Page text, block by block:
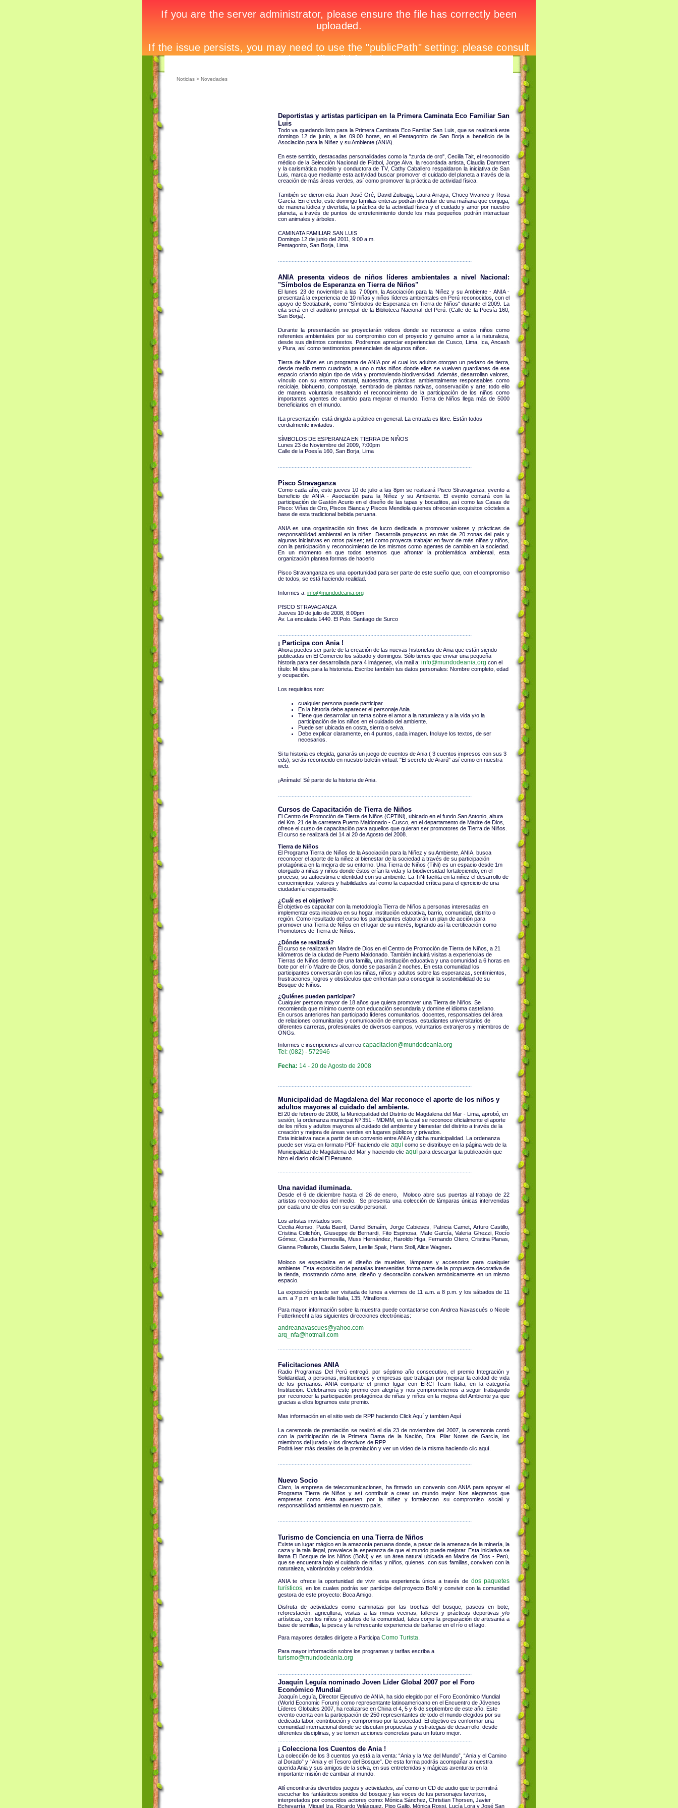
Noticias > Novedades
Deportistas y artistas participan en la Primera Caminata Eco Familiar San
Luis
Todo va quedando listo para la Primera Caminata Eco Familiar San Luis, que se realizará este
domingo 12 de junio, a las 09.00 horas, en el Pentagonito de San Borja a beneficio de la
Asociación para la Niñez y su Ambiente (ANIA).
En este sentido, destacadas personalidades como la "zurda de oro", Cecilia Tait, el reconocido
médico de la Selección Nacional de Fútbol, Jorge Alva, la recordada artista, Claudia Dammert
y la carismática modelo y conductora de TV, Cathy Caballero respaldaron la iniciativa de San
Luis, marca que mediante esta actividad buscar promover el cuidado del planeta a través de la
creación de más áreas verdes, así como promover la práctica de actividad física.
También se dieron cita Juan José Oré, David Zuloaga, Laura Arraya, Choco Vivanco y Rosa
García. En efecto, este domingo familias enteras podrán disfrutar de una mañana que conjuga,
de manera lúdica y divertida, la práctica de la actividad física y el cuidado y amor por nuestro
planeta, a través de puntos de entretenimiento donde los más pequeños podrán interactuar
con animales y árboles.
CAMINATA FAMILIAR SAN LUIS
Domingo 12 de junio del 2011, 9:00 a.m.
Pentagonito, San Borja, Lima
................................................................................................................................
ANIA presenta videos de niños líderes ambientales a nivel Nacional:
"Símbolos de Esperanza en Tierra de Niños"
El lunes 23 de noviembre a las 7:00pm, la Asociación para la Niñez y su Ambiente - ANIA -
presentará la experiencia de 10 niñas y niños líderes ambientales en Perú reconocidos, con el
apoyo de Scotiabank, como "Símbolos de Esperanza en Tierra de Niños" durante el 2009. La
cita será en el auditorio principal de la Biblioteca Nacional del Perú. (Calle de la Poesía 160,
San Borja).
Durante la presentación se proyectarán videos donde se reconoce a estos niños como
referentes ambientales por su compromiso con el proyecto y genuino amor a la naturaleza,
desde sus distintos contextos. Podremos apreciar experiencias de Cusco, Lima, Ica, Ancash
y Piura, así como testimonios presenciales de algunos niños.
Tierra de Niños es un programa de ANIA por el cual los adultos otorgan un pedazo de tierra,
desde medio metro cuadrado, a uno o más niños donde ellos se vuelven guardianes de ese
espacio criando algún tipo de vida y promoviendo biodiversidad. Además, desarrollan valores,
vínculo con su entorno natural, autoestima, prácticas ambientalmente responsables como
reciclaje, biohuerto, compostaje, sembrado de plantas nativas, conservación y arte; todo ello
de manera voluntaria resaltando el reconocimiento de la participación de los niños como
importantes agentes de cambio para mejorar el mundo. Tierra de Niños llega más de 5000
beneficiarios en el mundo.
ILa presentación está dirigida a público en general. La entrada es libre. Están todos
cordialmente invitados.
SÍMBOLOS DE ESPERANZA EN TIERRA DE NIÑOS
Lunes 23 de Noviembre del 2009, 7:00pm
Calle de la Poesía 160, San Borja, Lima
................................................................................................................................
Pisco Stravaganza
Como cada año, este jueves 10 de julio a las 8pm se realizará Pisco Stravaganza, evento a
beneficio de ANIA - Asociación para la Niñez y su Ambiente. El evento contará con la
participación de Gastón Acurio en el diseño de las tapas y bocaditos, así como las Casas de
Pisco: Viñas de Oro, Piscos Bianca y Piscos Mendiola quienes ofrecerán exquisitos cócteles a
base de esta tradicional bebida peruana.
ANIA es una organización sin fines de lucro dedicada a promover valores y prácticas de
responsabilidad ambiental en la niñez. Desarrolla proyectos en más de 20 zonas del país y
algunas iniciativas en otros países; así como proyecta trabajar en favor de más niñas y niños,
con la participación y reconocimiento de los mismos como agentes de cambio en la sociedad.
En un momento en que todos tenemos que afrontar la problemática ambiental, esta
organización plantea formas de hacerlo
Pisco Stravanganza es una oportunidad para ser parte de este sueño que, con el compromiso
de todos, se está haciendo realidad.
Informes a: info@mundodeania.org
PISCO STRAVAGANZA
Jueves 10 de julio de 2008, 8:00pm
Av. La encalada 1440. El Polo. Santiago de Surco
................................................................................................................................
¡ Participa con Ania !
Ahora puedes ser parte de la creación de las nuevas historietas de Ania que están siendo
publicadas en El Comercio los sábado y domingos. Sólo tienes que enviar una pequeña
historia para ser desarrollada para 4 imágenes, vía mail a: info@mundodeania.org con el
título: Mi idea para la historieta. Escribe también tus datos personales: Nombre completo, edad
y ocupación.
Los requisitos son:
cualquier persona puede participar.
En la historia debe aparecer el personaje Ania.
Tiene que desarrollar un tema sobre el amor a la naturaleza y a la vida y/o la
participación de los niños en el cuidado del ambiente.
Puede ser ubicada en costa, sierra o selva.
Debe explicar claramente, en 4 puntos, cada imagen. Incluye los textos, de ser
necesarios.
Si tu historia es elegida, ganarás un juego de cuentos de Ania ( 3 cuentos impresos con sus 3
cds), serás reconocido en nuestro boletín virtual: "El secreto de Ararú" así como en nuestra
web.
¡Anímate! Sé parte de la historia de Ania.
................................................................................................................................
Cursos de Capacitación de Tierra de Niños
El Centro de Promoción de Tierra de Niños (CPTiNi), ubicado en el fundo San Antonio, altura
del Km. 21 de la carretera Puerto Maldonado - Cusco, en el departamento de Madre de Dios,
ofrece el curso de capacitación para aquellos que quieran ser promotores de Tierra de Niños.
El curso se realizará del 14 al 20 de Agosto del 2008.
Tierra de Niños
El Programa Tierra de Niños de la Asociación para la Niñez y su Ambiente, ANIA, busca
reconocer el aporte de la niñez al bienestar de la sociedad a través de su participación
protagónica en la mejora de su entorno. Una Tierra de Niños (TiNi) es un espacio desde 1m
otorgado a niñas y niños donde éstos crían la vida y la biodiversidad fortaleciendo, en el
proceso, su autoestima e identidad con su ambiente. La TiNi facilita en la niñez el desarrollo de
conocimientos, valores y habilidades así como la capacidad crítica para el ejercicio de una
ciudadanía responsable.
¿Cuál es el objetivo?
El objetivo es capacitar con la metodología Tierra de Niños a personas interesadas en
implementar esta iniciativa en su hogar, institución educativa, barrio, comunidad, distrito o
región. Como resultado del curso los participantes elaborarán un plan de acción para
promover una Tierra de Niños en el lugar de su interés, logrando así la certificación como
Promotores de Tierra de Niños.
¿Dónde se realizará?
El curso se realizará en Madre de Dios en el Centro de Promoción de Tierra de Niños, a 21
kilómetros de la ciudad de Puerto Maldonado. También incluirá visitas a experiencias de
Tierras de Niños dentro de una familia, una institución educativa y una comunidad a 6 horas en
bote por el río Madre de Dios, donde se pasarán 2 noches. En esta comunidad los
participantes conversarán con las niñas, niños y adultos sobre las esperanzas, sentimientos,
frustraciones, logros y obstáculos que enfrentan para conseguir la sostenibilidad de su
Bosque de Niños.
¿Quiénes pueden participar?
Cualquier persona mayor de 18 años que quiera promover una Tierra de Niños. Se
recomienda que mínimo cuente con educación secundaria y domine el idioma castellano.
En cursos anteriores han participado líderes comunitarios, docentes, responsables del área
de relaciones comunitarias y comunicación de empresas, estudiantes universitarios de
diferentes carreras, profesionales de diversos campos, voluntarios extranjeros y miembros de
ONGs.
Informes e inscripciones al correo capacitacion@mundodeania.org
Tel: (082) - 572946
Fecha: 14 - 20 de Agosto de 2008
................................................................................................................................
Municipalidad de Magdalena del Mar reconoce el aporte de los niños y
adultos mayores al cuidado del ambiente.
El 20 de febrero de 2008, la Municipalidad del Distrito de Magdalena del Mar - Lima, aprobó, en
sesión, la ordenanza municipal Nº 351 - MDMM, en la cual se reconoce oficialmente el aporte
de los niños y adultos mayores al cuidado del ambiente y bienestar del distrito a través de la
creación y mejora de áreas verdes en lugares públicos y privados.
Esta iniciativa nace a partir de un convenio entre ANIA y dicha municipalidad. La ordenanza
puede ser vista en formato PDF haciendo clic aquí como se distribuye en la página web de la
Municipalidad de Magdalena del Mar y haciendo clic aquí para descargar la publicación que
hizo el diario oficial El Peruano.
................................................................................................................................
Una navidad iluminada.
Desde el 6 de diciembre hasta el 26 de enero, Moloco abre sus puertas al trabajo de 22
artistas reconocidos del medio. Se presenta una colección de lámparas únicas intervenidas
por cada uno de ellos con su estilo personal.
Los artistas invitados son:
Cecilia Alonso, Paola Baertl, Daniel Benaím, Jorge Cabieses, Patricia Camet, Arturo Castillo,
Cristina Colichón, Giuseppe de Bernardi, Fito Espinosa, Mafe García, Valeria Ghezzi, Rocío
Gómez, Claudia Hermosilla, Muss Hernández, Haroldo Higa, Fernando Otero, Cristina Planas,
Gianna Pollarolo, Claudia Salem, Leslie Spak, Hans Stoll, Alice Wagner.
Moloco se especializa en el diseño de muebles, lámparas y accesorios para cualquier
ambiente. Esta exposición de pantallas intervenidas forma parte de la propuesta decorativa de
la tienda, mostrando cómo arte, diseño y decoración conviven armónicamente en un mismo
espacio.
La exposición puede ser visitada de lunes a viernes de 11 a.m. a 8 p.m. y los sábados de 11
a.m. a 7 p.m. en la calle Italia, 135, Miraflores.
Para mayor información sobre la muestra puede contactarse con Andrea Navascués o Nicole
Futterknecht a las siguientes direcciones electrónicas:
andreanavascues@yahoo.com
arq_nfa@hotmail.com
................................................................................................................................
Felicitaciones ANIA
Radio Programas Del Perú entregó, por séptimo año consecutivo, el premio Integración y
Solidaridad, a personas, instituciones y empresas que trabajan por mejorar la calidad de vida
de los peruanos. ANIA comparte el primer lugar con ERCI Team Italia, en la categoría
Institución. Celebramos este premio con alegría y nos comprometemos a seguir trabajando
por reconocer la participación protagónica de niñas y niños en la mejora del Ambiente ya que
gracias a ellos logramos este premio.
Mas información en el sitio web de RPP haciendo Click Aquí y tambien Aquí
La ceremonia de premiación se realizó el día 23 de noviembre del 2007, la ceremonia contó
con la pariticipación de la Primera Dama de la Nación, Dra. Pilar Nores de García, los
miembros del jurado y los directivos de RPP.
Podrá leer más detalles de la premiación y ver un video de la misma haciendo clic aquí.
................................................................................................................................
Nuevo Socio
Claro, la empresa de telecomunicaciones, ha firmado un convenio con ANIA para apoyar el
Programa Tierra de Niños y así contribuir a crear un mundo mejor. Nos alegramos que
empresas como ésta apuesten por la niñez y fortalezcan su compromiso social y
responsabilidad ambiental en nuestro país.
................................................................................................................................
Turismo de Conciencia en una Tierra de Niños
Existe un lugar mágico en la amazonía peruana donde, a pesar de la amenaza de la minería, la
caza y la tala ilegal, prevalece la esperanza de que el mundo puede mejorar. Esta iniciativa se
llama El Bosque de los Niños (BoNi) y es un área natural ubicada en Madre de Dios - Perú,
que se encuentra bajo el cuidado de niñas y niños, quienes, con sus familias, conviven con la
naturaleza, valorándola y celebrándola.
ANIA te ofrece la oportunidad de vivir esta experiencia única a través de dos paquetes
turísticos , en los cuales podrás ser partícipe del proyecto BoNi y convivir con la comunidad
gestora de este proyecto: Boca Amigo.
Disfruta de actividades como caminatas por las trochas del bosque, paseos en bote,
reforestación, agricultura, visitas a las minas vecinas, talleres y prácticas deportivas y/o
artísticas, con los niños y adultos de la comunidad, tales como la preparación de artesanía a
base de semillas, la pesca y la refrescante experiencia de bañarse en el río o el lago.
Para mayores detalles dirígete a Participa Como Turista.
Para mayor información sobre los programas y tarifas escriba a
turismo@mundodeania.org
................................................................................................................................
Joaquín Leguía nominado Joven Líder Global 2007 por el Foro
Económico Mundial
Joaquín Leguía, Director Ejecutivo de ANIA, ha sido elegido por el Foro Económico Mundial
(World Economic Forum) como representante latinoamericano en el Encuentro de Jóvenes
Líderes Globales 2007, ha realizarse en China el 4, 5 y 6 de septiembre de este año. Este
evento cuenta con la participación de 250 representantes de todo el mundo elegidos por su
dedicada labor, contribución y compromiso por la sociedad. El objetivo es conformar una
comunidad internacional donde se discutan propuestas y estrategias de desarrollo, desde
diferentes disciplinas, y se tomen acciones concretas para un futuro mejor.
................................................................................................................................
¡ Colecciona los Cuentos de Ania !
La colección de los 3 cuentos ya está a la venta: “Ania y la Voz del Mundo”, “Ania y el Camino
al Dorado” y “Ania y el Tesoro del Bosque”. De esta forma podrás acompañar a nuestra
querida Ania y sus amigos de la selva, en sus entretenidas y mágicas aventuras en la
importante misión de cambiar al mundo.
Allí encontrarás divertidos juegos y actividades, así como un CD de audio que te permitirá
escuchar los fantásticos sonidos del bosque y las voces de tus personajes favoritos,
interpretados por conocidos actores como: Mónica Sánchez, Christian Thorsen, Javier
Echevarría, Miguel Iza, Ricardo Velásquez, Pipo Gallo, Mónica Rossi, Lucía Lora y José San